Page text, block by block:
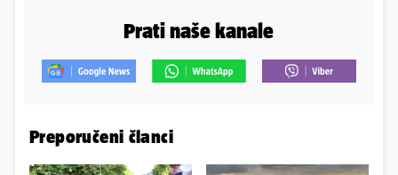
Prati naše kanale
Preporučeni članci